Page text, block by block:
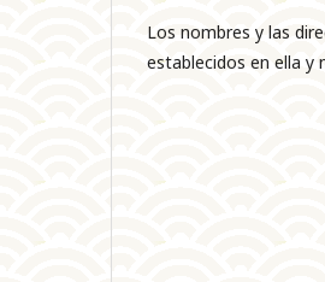
Los nombres y las
establecidos en ella y